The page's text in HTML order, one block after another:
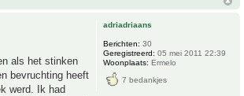
als het stinken
bevruchting heeft
werd. Ik had
adriadriaans
Berichten: 30
Geregistreerd: 05 mei 2011 22:39
Woonplaats: Ermelo
7 bedankjes